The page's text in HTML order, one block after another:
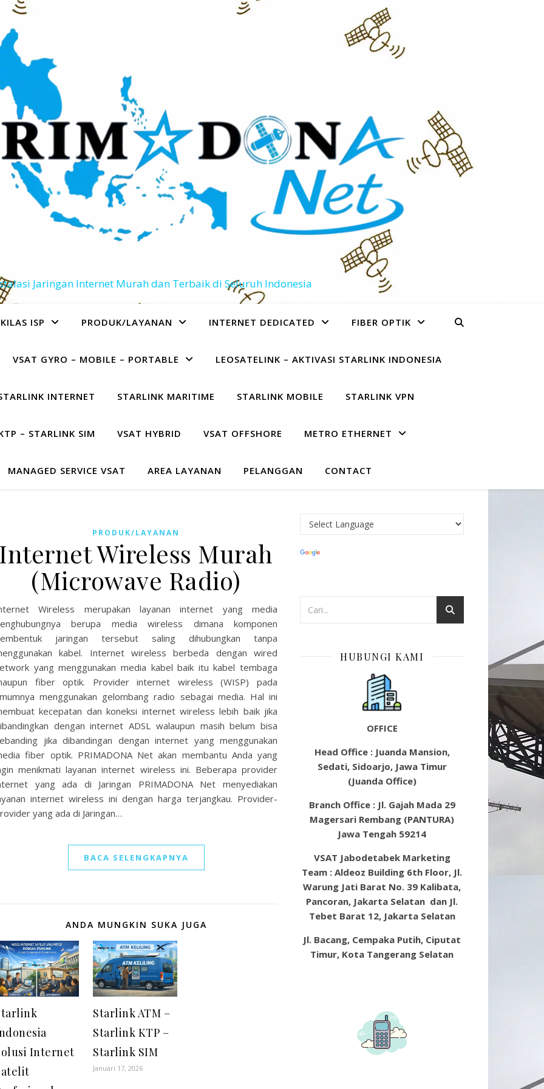
Jaringan Internet Murah dan Terbaik di Seluruh Indonesia
ISP PRODUK/LAYANAN INTERNET DEDICATED FIBER OPTIK
VSAT GYRO – MOBILE – PORTABLE LEOSATELINK – AKTIVASI STARLINK INDONESIA
INTERNET STARLINK MARITIME STARLINK MOBILE STARLINK VPN
– STARLINK SIM VSAT HYBRID VSAT OFFSHORE METRO ETHERNET
MANAGED SERVICE VSAT AREA LAYANAN PELANGGAN CONTACT
PRODUK/LAYANAN
Wireless Murah
(Microwave Radio)
Wireless merupakan layanan internet yang media
berupa media wireless dimana komponen
jaringan tersebut saling dihubungkan tanpa
kabel. Internet wireless berbeda dengan wired
yang menggunakan media kabel baik itu kabel tembaga
fiber optik. Provider internet wireless (WISP) pada
menggunakan gelombang radio sebagai media. Hal ini
kecepatan dan koneksi internet wireless lebih baik jika
dengan internet ADSL walaupun masih belum bisa
jika dibandingan dengan internet yang menggunakan
fiber optik. PRIMADONA Net akan membantu Anda yang
menikmati layanan internet wireless ini. Beberapa provider
yang ada di Jaringan PRIMADONA Net menyediakan
internet wireless ini dengan harga terjangkau. Provider-
yang ada di Jaringan…
BACA SELENGKAPNYA
ANDA MUNGKIN SUKA JUGA
Internet
Starlink ATM –
Starlink KTP –
Starlink SIM
Januari 17, 2026
HUBUNGI KAMI
OFFICE
Head Office : Juanda Mansion,
Sedati, Sidoarjo, Jawa Timur
(Juanda Office)
Branch Office : Jl. Gajah Mada 29
Magersari Rembang (PANTURA)
Jawa Tengah 59214
VSAT Jabodetabek Marketing
Team : Aldeoz Building 6th Floor, Jl.
Warung Jati Barat No. 39 Kalibata,
Pancoran, Jakarta Selatan dan Jl.
Tebet Barat 12, Jakarta Selatan
Jl. Bacang, Cempaka Putih, Ciputat
Timur, Kota Tangerang Selatan